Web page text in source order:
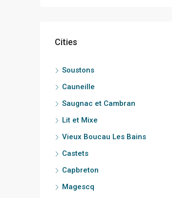
Cities
Soustons
Cauneille
Saugnac et Cambran
Lit et Mixe
Vieux Boucau Les Bains
Castets
Capbreton
Magescq